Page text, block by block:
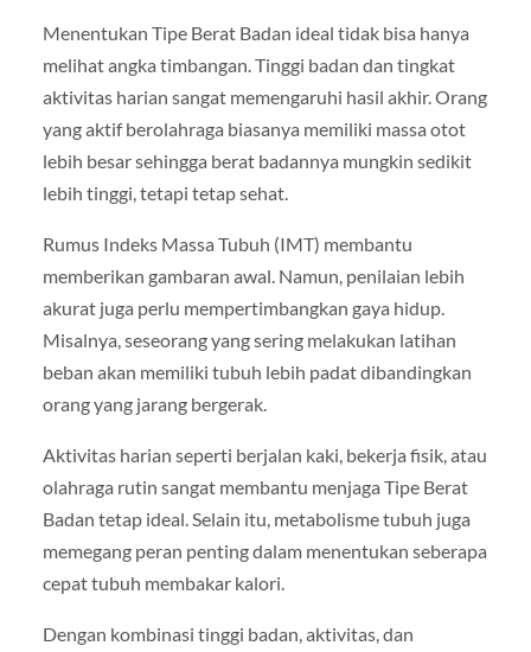
Menentukan Tipe Berat Badan ideal tidak bisa hanya
melihat angka timbangan. Tinggi badan dan tingkat
aktivitas harian sangat memengaruhi hasil akhir. Orang
yang aktif berolahraga biasanya memiliki massa otot
lebih besar sehingga berat badannya mungkin sedikit
lebih tinggi, tetapi tetap sehat.
Rumus Indeks Massa Tubuh (IMT) membantu
memberikan gambaran awal. Namun, penilaian lebih
akurat juga perlu mempertimbangkan gaya hidup.
Misalnya, seseorang yang sering melakukan latihan
beban akan memiliki tubuh lebih padat dibandingkan
orang yang jarang bergerak.
Aktivitas harian seperti berjalan kaki, bekerja fisik, atau
olahraga rutin sangat membantu menjaga Tipe Berat
Badan tetap ideal. Selain itu, metabolisme tubuh juga
memegang peran penting dalam menentukan seberapa
cepat tubuh membakar kalori.
Dengan kombinasi tinggi badan, aktivitas, dan